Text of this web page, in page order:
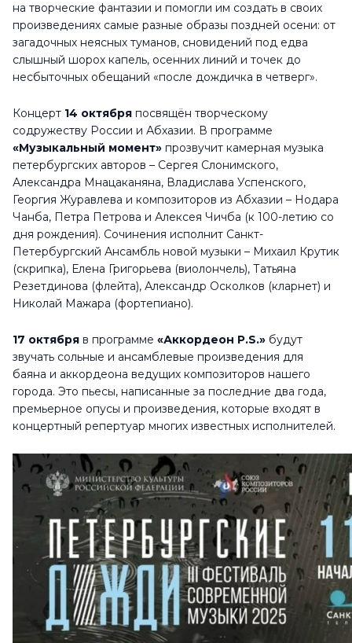
на творческие фантазии и помогли им создать в своих
произведениях самые разные образы поздней осени: от
загадочных неясных туманов, сновидений под едва
слышный шорох капель, осенних линий и точек до
несбыточных обещаний «после дождичка в четверг».
Концерт 14 октября посвящён творческому
содружеству России и Абхазии. В программе
«Музыкальный момент» прозвучит камерная музыка
петербургских авторов – Сергея Слонимского,
Александра Мнацаканяна, Владислава Успенского,
Георгия Журавлева и композиторов из Абхазии – Нодара
Чанба, Петра Петрова и Алексея Чичба (к 100-летию со
дня рождения). Сочинения исполнит Санкт-
Петербургский Ансамбль новой музыки – Михаил Крутик
(скрипка), Елена Григорьева (виолончель), Татьяна
Резетдинова (флейта), Александр Осколков (кларнет) и
Николай Мажара (фортепиано).
17 октября в программе «Аккордеон P.S.» будут
звучать сольные и ансамблевые произведения для
баяна и аккордеона ведущих композиторов нашего
города. Это пьесы, написанные за последние два года,
премьерное опусы и произведения, которые входят в
концертный репертуар многих известных исполнителей.